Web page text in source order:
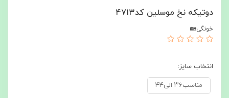
دوتیکه نخ موسلین کد۴۷۱۳
خونگی🏡
انتخاب سایز:
مناسب۳۶ الی۴۴